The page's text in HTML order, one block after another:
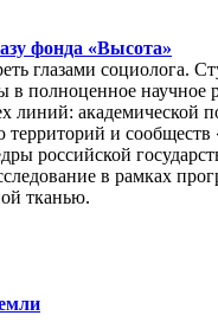
фонда «Высота»
глазами социолога.
в полноценное научное
линий: академической
территорий и
российской
в рамках
тканью.